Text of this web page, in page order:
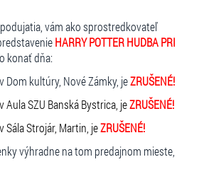
vám ako sprostredkovateľ
HARRY POTTER HUDBA PRI
konať dňa:
v Dom kultúry, Nové Zámky, jeZRUŠENÉ!
v Aula SZU Banská Bystrica, jeZRUŠENÉ!
v Sála Strojár, Martin, jeZRUŠENÉ!
výhradne na tom predajnom mieste,